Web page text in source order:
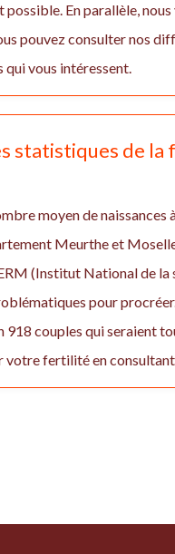
possible. En parallèle,
pouvez consulter nos
qui vous intéressent.
statistiques de
moyen de
Meurthe et
(Institut National de
pour
918 couples qui seraient
votre fertilité en